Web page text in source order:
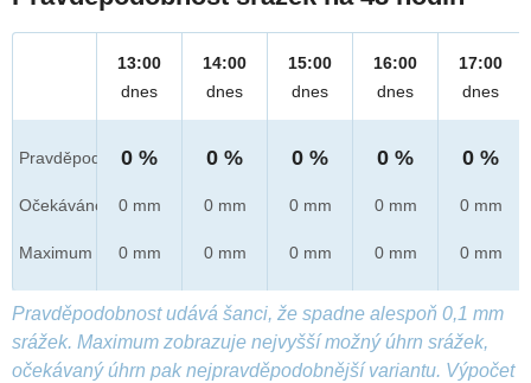
Pravděpod.
Očekáváno
Maximum
13:00
dnes
0 %
0 mm
0 mm
14:00
dnes
0 %
0 mm
0 mm
15:00
dnes
0 %
0 mm
0 mm
16:00
dnes
0 %
0 mm
0 mm
17:00
dnes
0 %
0 mm
0 mm
Pravděpodobnost udává šanci, že spadne alespoň 0,1 mm
srážek. Maximum zobrazuje nejvyšší možný úhrn srážek,
očekávaný úhrn pak nejpravděpodobnější variantu. Výpočet